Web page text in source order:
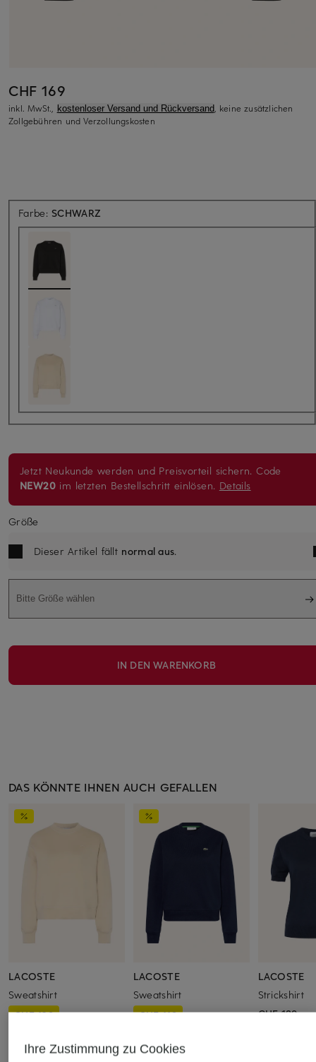
CHF 169
inkl. MwSt., kostenloser Versand und Rückversand, keine zusätzlichen
Zollgebühren und Verzollungskosten
Farbe: SCHWARZ
Jetzt Neukunde werden und Preisvorteil sichern. Code
NEW20 im letzten Bestellschritt einlösen. Details
Größe
Dieser Artikel fällt normal aus.
Bitte Größe wählen
IN DEN WARENKORB
DAS KÖNNTE IHNEN AUCH GEFALLEN
LACOSTE
Sweatshirt
CHF 129
LACOSTE
Sweatshirt
CHF 119
LACOSTE
Strickshirt
CHF 139
Ihre Zustimmung zu Cookies